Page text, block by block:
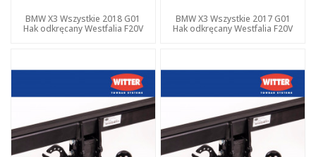
BMW X3 Wszystkie 2018 G01
Hak odkręcany Westfalia F20V
BMW X3 Wszystkie 2017 G01
Hak odkręcany Westfalia F20V